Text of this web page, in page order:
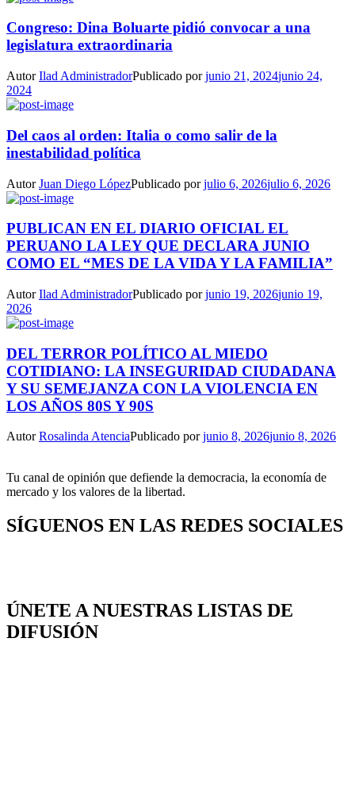
Congreso: Dina Boluarte pidió convocar a una
legislatura extraordinaria
AutorIlad AdministradorPublicado porjunio 21, 2024junio 24,
2024
Del caos al orden: Italia o como salir de la
inestabilidad política
AutorJuan Diego LópezPublicado porjulio 6, 2026julio 6, 2026
PUBLICAN EN EL DIARIO OFICIAL EL
PERUANO LA LEY QUE DECLARA JUNIO
COMO EL “MES DE LA VIDA Y LA FAMILIA”
AutorIlad AdministradorPublicado porjunio 19, 2026junio 19,
2026
DEL TERROR POLÍTICO AL MIEDO
COTIDIANO: LA INSEGURIDAD CIUDADANA
Y SU SEMEJANZA CON LA VIOLENCIA EN
LOS AÑOS 80S Y 90S
AutorRosalinda AtenciaPublicado porjunio 8, 2026junio 8, 2026
Tu canal de opinión que defiende la democracia, la economía de
mercado y los valores de la libertad.
SÍGUENOS EN LAS REDES SOCIALES
ÚNETE A NUESTRAS LISTAS DE
DIFUSIÓN